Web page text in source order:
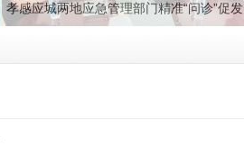
孝感应城两地应急管理部门精准“问诊”促发